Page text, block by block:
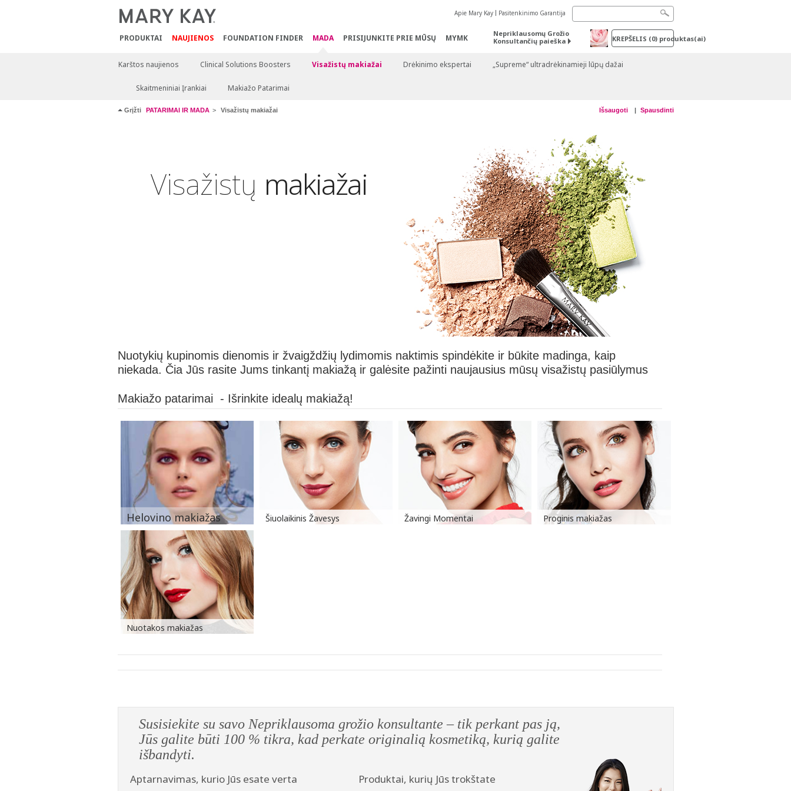
PRODUKTAI NAUJIENOS FOUNDATION FINDER MADA PRISIJUNKITE PRIE MŪSŲ MYMK
Apie Mary Kay Pasitenkinimo Garantija
Nepriklausomų Grožio
Konsultančių paieška
KREPŠELIS (0) produktas(ai)
Karštos naujienos Clinical Solutions Boosters Visažistų makiažai Drėkinimo ekspertai „Supreme“ ultradrėkinamieji lūpų dažai
Skaitmeniniai Įrankiai Makiažo Patarimai
Grįžti PATARIMAI IR MADA Visažistų makiažai Išsaugoti Spausdinti
Visažistų makiažai
Nuotykių kupinomis dienomis ir žvaigždžių lydimomis naktimis spindėkite ir būkite madinga, kaip
niekada. Čia Jūs rasite Jums tinkantį makiažą ir galėsite pažinti naujausius mūsų visažistų pasiūlymus
Makiažo patarimai - Išrinkite idealų makiažą!
Helovino makiažas Šiuolaikinis Žavesys Žavingi Momentai Proginis makiažas
Nuotakos makiažas
Susisiekite su savo Nepriklausoma grožio konsultante – tik perkant pas ją,
Jūs galite būti 100 % tikra, kad perkate originalią kosmetiką, kurią galite
išbandyti.
Aptarnavimas, kurio Jūs esate verta Produktai, kurių Jūs trokštate